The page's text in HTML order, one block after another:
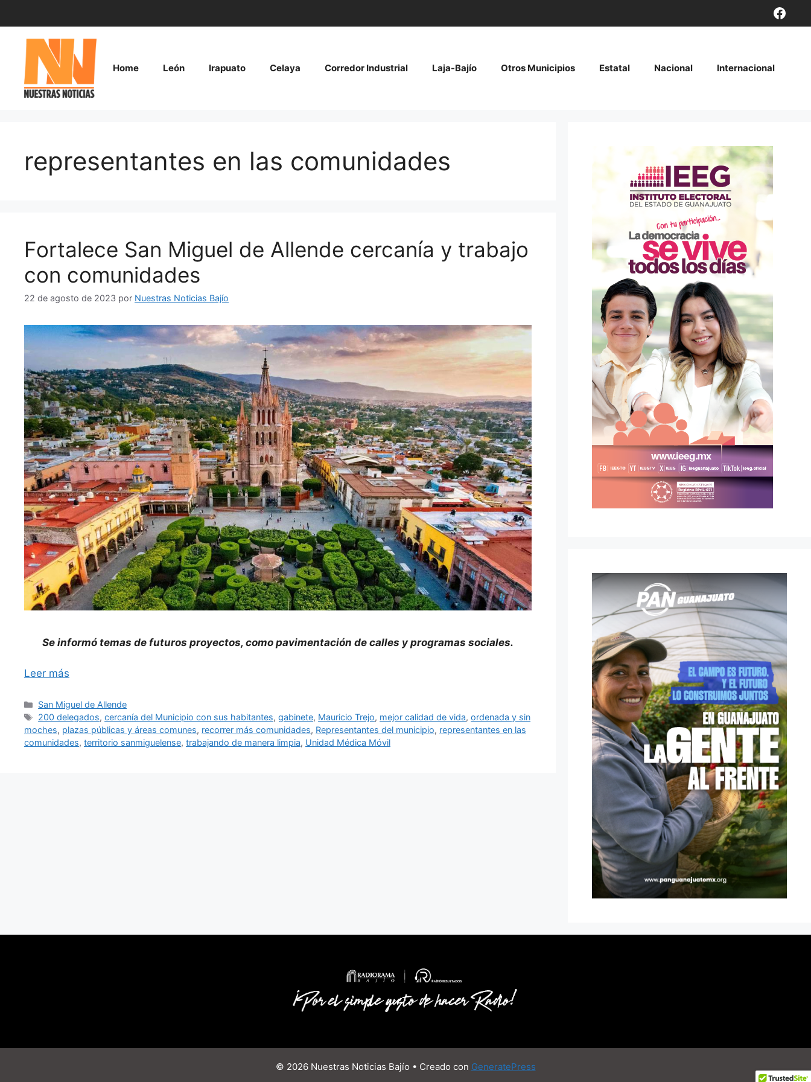
contenido
Home León Irapuato Celaya Corredor Industrial Laja-Bajío Otros Municipios Estatal Nacional Internacional
representantes en las comunidades
Fortalece San Miguel de Allende cercanía y trabajo
con comunidades
22 de agosto de 2023 por Nuestras Noticias Bajío
Se informó temas de futuros proyectos, como pavimentación de calles y programas sociales.
Leer más
Categorías
San Miguel de Allende
Etiquetas
200 delegados,cercanía del Municipio con sus habitantes,gabinete, Mauricio Trejo, mejor calidad de vida,ordenada y sin
moches, plazas públicas y áreas comunes, recorrer más comunidades, Representantes del municipio, representantes en las
comunidades, territorio sanmiguelense, trabajando de manera limpia, Unidad Médica Móvil
© 2026 Nuestras Noticias Bajío • Creado con GeneratePress